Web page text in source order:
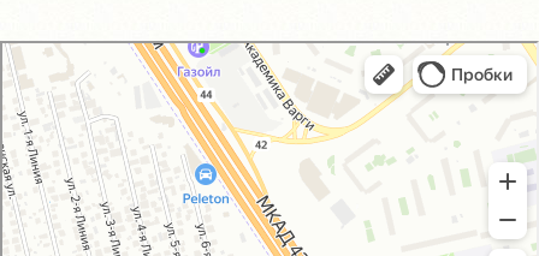
GM-City&VAG-Repair
Автосервис, автотехцентр в Москве
Магазин автозапчастей и автотоваров в Москве